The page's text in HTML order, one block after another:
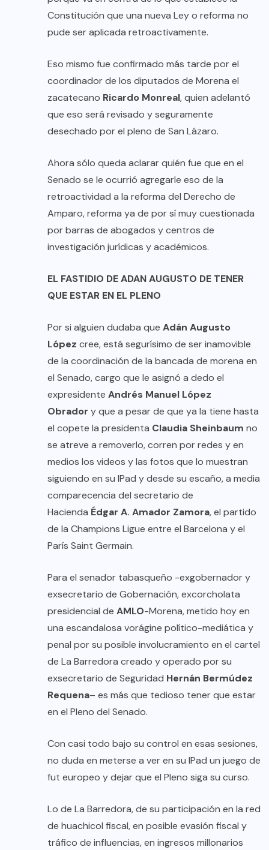
Constitución que una nueva Ley o reforma no
pude ser aplicada retroactivamente.
Eso mismo fue confirmado más tarde por el
coordinador de los diputados de Morena el
zacatecano Ricardo Monreal, quien adelantó
que eso será revisado y seguramente
desechado por el pleno de San Lázaro.
Ahora sólo queda aclarar quién fue que en el
Senado se le ocurrió agregarle eso de la
retroactividad a la reforma del Derecho de
Amparo, reforma ya de por sí muy cuestionada
por barras de abogados y centros de
investigación jurídicas y académicos.
EL FASTIDIO DE ADAN AUGUSTO DE TENER
QUE ESTAR EN EL PLENO
Por si alguien dudaba que Adán Augusto
López cree, está segurísimo de ser inamovible
de la coordinación de la bancada de morena en
el Senado, cargo que le asignó a dedo el
expresidente Andrés Manuel López
Obrador y que a pesar de que ya la tiene hasta
el copete la presidenta Claudia Sheinbaum no
se atreve a removerlo, corren por redes y en
medios los videos y las fotos que lo muestran
siguiendo en su IPad y desde su escaño, a media
comparecencia del secretario de
Hacienda Édgar A. Amador Zamora, el partido
de la Champions Ligue entre el Barcelona y el
París Saint Germain.
Para el senador tabasqueño -exgobernador y
exsecretario de Gobernación, excorcholata
presidencial de AMLO-Morena, metido hoy en
una escandalosa vorágine político-mediática y
penal por su posible involucramiento en el cartel
de La Barredora creado y operado por su
exsecretario de Seguridad Hernán Bermúdez
Requena– es más que tedioso tener que estar
en el Pleno del Senado.
Con casi todo bajo su control en esas sesiones,
no duda en meterse a ver en su IPad un juego de
fut europeo y dejar que el Pleno siga su curso.
Lo de La Barredora, de su participación en la red
de huachicol fiscal, en posible evasión fiscal y
tráfico de influencias, en ingresos millonarios